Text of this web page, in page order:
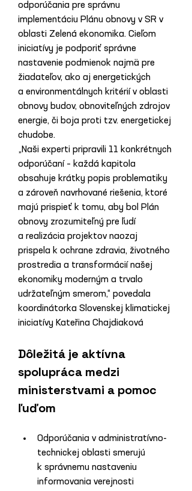
odporúčania pre správnu
implementáciu Plánu obnovy v SR v
oblasti Zelená ekonomika. Cieľom
iniciatívy je podporiť správne
nastavenie podmienok najmä pre
žiadateľov, ako aj energetických
a environmentálnych kritérií v oblasti
obnovy budov, obnoviteľných zdrojov
energie, či boja proti tzv. energetickej
chudobe.
„Naši experti pripravili 11 konkrétnych
odporúčaní – každá kapitola
obsahuje krátky popis problematiky
a zároveň navrhované riešenia, ktoré
majú prispieť k tomu, aby bol Plán
obnovy zrozumiteľný pre ľudí
a realizácia projektov naozaj
prispela k ochrane zdravia, životného
prostredia a transformácií našej
ekonomiky moderným a trvalo
udržateľným smerom,“ povedala
koordinátorka Slovenskej klimatickej
iniciatívy Kateřina Chajdiaková
Dôležitá je aktívna
spolupráca medzi
ministerstvami a pomoc
ľuďom
Odporúčania v administratívno-
technickej oblasti smerujú
k správnemu nastaveniu
informovania verejnosti